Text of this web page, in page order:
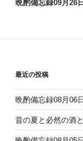
晩酌備忘録09月26日
最近の投稿
晩酌備忘録08月06
昔の夏と必然の酒